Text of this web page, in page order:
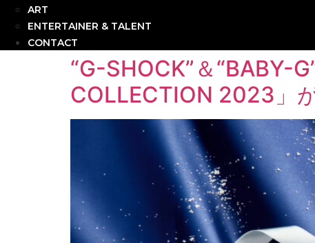
ART
ENTERTAINER & TALENT
CONTACT
“G-SHOCK”＆“BABY-
COLLECTION 2023」